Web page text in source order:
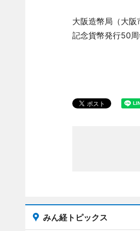
大阪造幣局（大
記念貨幣発行50
みん経トピックス